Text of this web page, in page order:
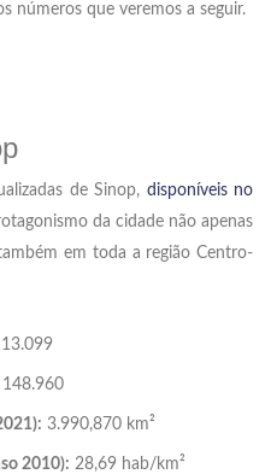
números que veremos a seguir.
de Sinop, disponíveis no
da cidade não apenas
em toda a região Centro-
148.960
3.990,870 km²
2010): 28,69 hab/km²